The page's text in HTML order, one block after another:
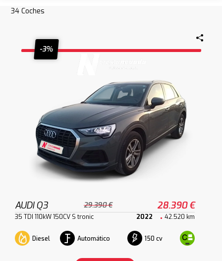
34 Coches
-3%
AUDI Q3 29.390 € 28.390 €
35 TDI 110kW 150CV S tronic 2022 42.520 km
Diesel Automático 150 cv